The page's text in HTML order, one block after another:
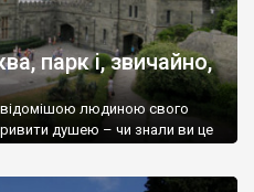
парк і, звичайно,
людиною свого
душею – чи знали ви це